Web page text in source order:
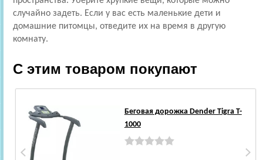
случайно задеть. Если у вас есть маленькие дети и
домашние питомцы, отведите их на время в другую
комнату.
С этим товаром покупают
Беговая дорожка Dender Tigra T-
1000